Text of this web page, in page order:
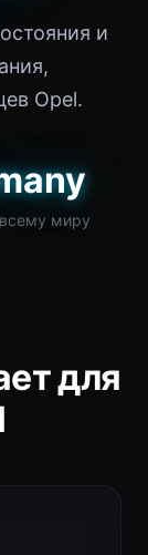
и
Opel.
миру
для